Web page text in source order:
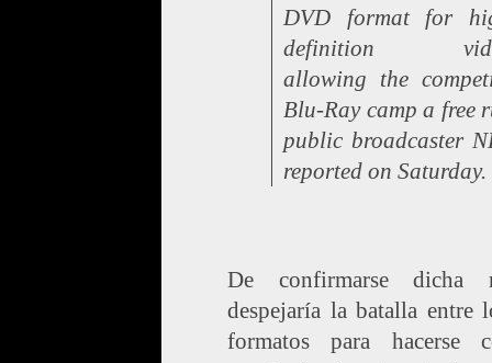
DVD format for
definition
allowing the
Blu-Ray camp a free
public broadcaster
reported on Saturday.
De confirmarse dicha
despejaría la batalla entre
formatos para hacerse